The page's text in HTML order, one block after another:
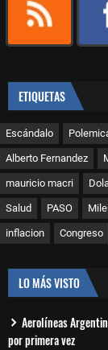
ETIQUETAS
Escándalo
Alberto Fernandez
mauricio macri
Salud PASO
inflacion Congreso
LO MÁS VISTO
Aerolíneas
por primera vez